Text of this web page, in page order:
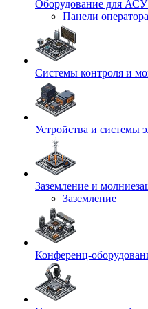
Оборудование для
Панели оператора
Системы контроля и
Устройства и системы
Заземление и
Заземление
Конференц-